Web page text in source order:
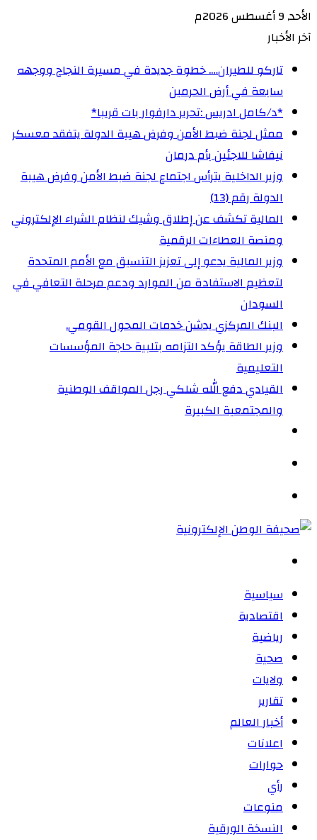
الأحد, 9 أغسطس 2026م
آخر الأخبار
تاركو للطيران…. خطوة جديدة في مسيرة النجاح ووجهه
سابعة في أرض الحرمين
‏*د/كامل ادريس :تحرير دارفوار بات قريبا*
ممثل لجنة ضبط الأمن وفرض هيبة الدولة يتفقد معسكر
نيفاشا للاجئين بأم درمان
وزير الداخلية يترأس اجتماع لجنة ضبط الأمن وفرض هيبة
الدولة رقم (13)
المالية تكشف عن إطلاق وشيك لنظام الشراء الإلكتروني
ومنصة العطاءات الرقمية
وزير المالية يدعو إلى تعزيز التنسيق مع الأمم المتحدة
لتعظيم الاستفادة من الموارد ودعم مرحلة التعافي في
السودان
البنك المركزي يدشن خدمات المحول القومي.
وزير الطاقة يؤكد التزامه بتلبية حاجة المؤسسات
التعليمية
القيادي دفع الله شلكي رجل المواقف الوطنية
والمجتمعية الكبيرة
سياسية
اقتصادية
رياضية
صحية
ولايات
تقارير
أخبار العالم
اعلانات
حوارات
رأي
منوعات
النسخة الورقية